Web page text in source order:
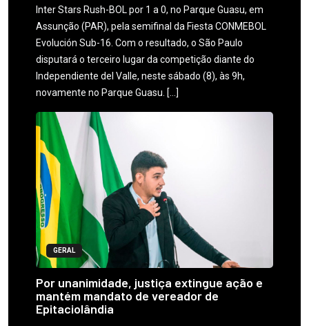
Inter Stars Rush-BOL por 1 a 0, no Parque Guasu, em
Assunção (PAR), pela semifinal da Fiesta CONMEBOL
Evolución Sub-16. Com o resultado, o São Paulo
disputará o terceiro lugar da competição diante do
Independiente del Valle, neste sábado (8), às 9h,
novamente no Parque Guasu. […]
GERAL
Por unanimidade, justiça extingue ação e
mantém mandato de vereador de
Epitaciolândia